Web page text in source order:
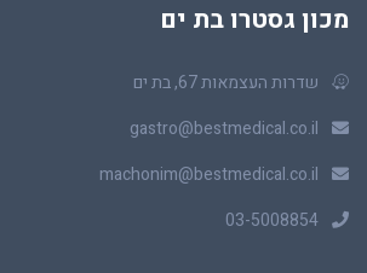
מכון גסטרו בת ים
שדרות העצמאות 67, בת ים
gastro@bestmedical.co.il
machonim@bestmedical.co.il
03-5008854